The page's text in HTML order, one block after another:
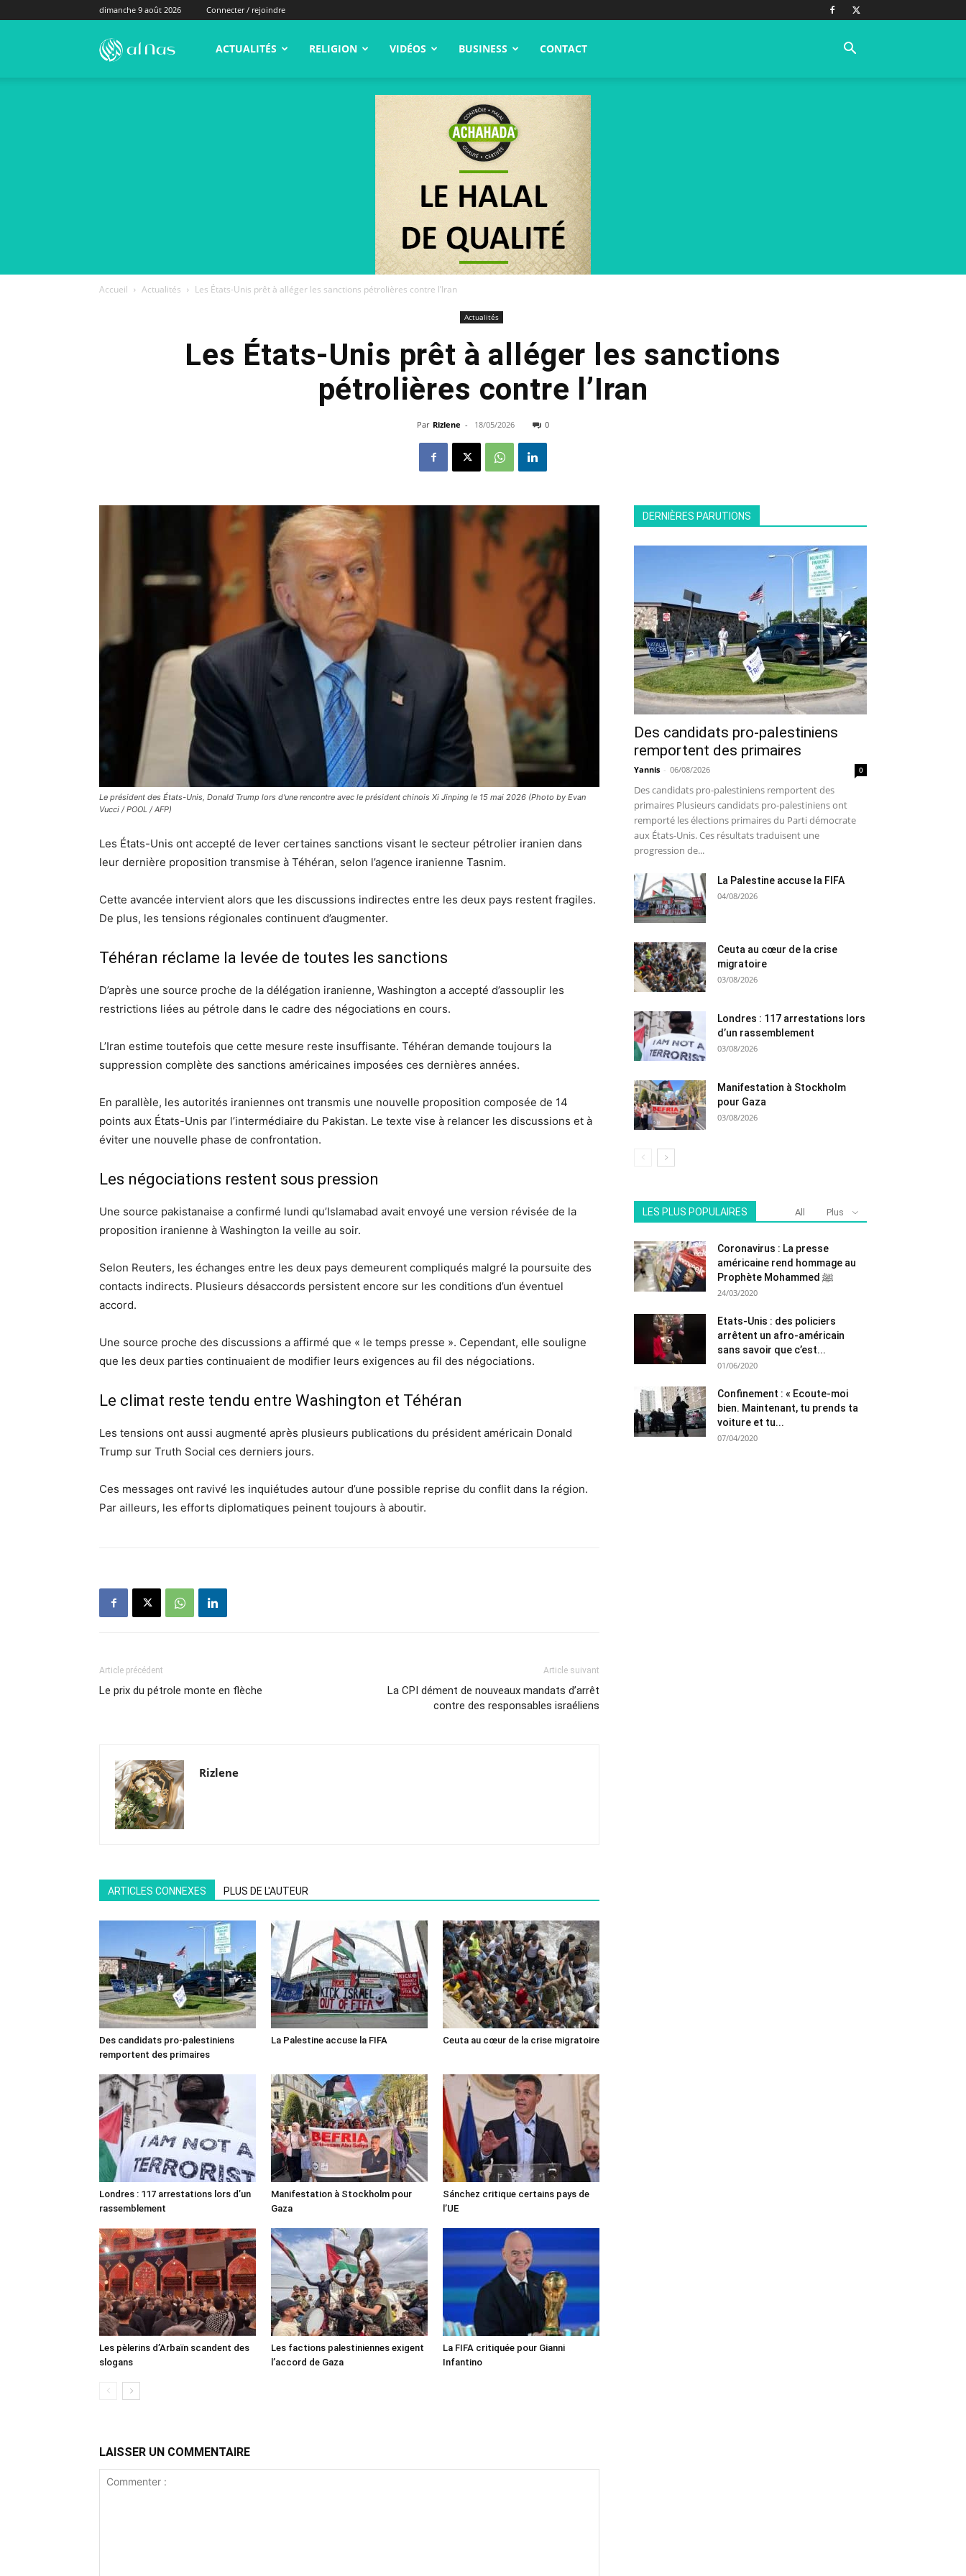
dimanche 9 août 2026 Connecter / rejoindre
alNas.fr ACTUALITÉS RELIGION VIDÉOS BUSINESS CONTACT
Accueil Actualités Les États-Unis prêt à alléger les sanctions pétrolières contre l’Iran
Actualités
Les États-Unis prêt à alléger les sanctions
pétrolières contre l’Iran
Par Rizlene - 18/05/2026 0
Le président des États-Unis, Donald Trump lors d'une rencontre avec le président chinois Xi Jinping le 15 mai 2026 (Photo by Evan
Vucci / POOL / AFP)
Les États-Unis ont accepté de lever certaines sanctions visant le secteur pétrolier iranien dans
leur dernière proposition transmise à Téhéran, selon l’agence iranienne Tasnim.
Cette avancée intervient alors que les discussions indirectes entre les deux pays restent fragiles.
De plus, les tensions régionales continuent d’augmenter.
Téhéran réclame la levée de toutes les sanctions
D’après une source proche de la délégation iranienne, Washington a accepté d’assouplir les
restrictions liées au pétrole dans le cadre des négociations en cours.
L’Iran estime toutefois que cette mesure reste insuffisante. Téhéran demande toujours la
suppression complète des sanctions américaines imposées ces dernières années.
En parallèle, les autorités iraniennes ont transmis une nouvelle proposition composée de 14
points aux États-Unis par l’intermédiaire du Pakistan. Le texte vise à relancer les discussions et à
éviter une nouvelle phase de confrontation.
Les négociations restent sous pression
Une source pakistanaise a confirmé lundi qu’Islamabad avait envoyé une version révisée de la
proposition iranienne à Washington la veille au soir.
Selon Reuters, les échanges entre les deux pays demeurent compliqués malgré la poursuite des
contacts indirects. Plusieurs désaccords persistent encore sur les conditions d’un éventuel
accord.
Une source proche des discussions a affirmé que « le temps presse ». Cependant, elle souligne
que les deux parties continuaient de modifier leurs exigences au fil des négociations.
Le climat reste tendu entre Washington et Téhéran
Les tensions ont aussi augmenté après plusieurs publications du président américain Donald
Trump sur Truth Social ces derniers jours.
Ces messages ont ravivé les inquiétudes autour d’une possible reprise du conflit dans la région.
Par ailleurs, les efforts diplomatiques peinent toujours à aboutir.
Article précédent
Le prix du pétrole monte en flèche
Article suivant
La CPI dément de nouveaux mandats d’arrêt
contre des responsables israéliens
Rizlene
ARTICLES CONNEXES PLUS DE L'AUTEUR
Des candidats pro-palestiniens
remportent des primaires
La Palestine accuse la FIFA Ceuta au cœur de la crise migratoire
Londres : 117 arrestations lors d’un
rassemblement
Manifestation à Stockholm pour
Gaza
Sánchez critique certains pays de
l’UE
Les pèlerins d’Arbaïn scandent des
slogans
Les factions palestiniennes exigent
l’accord de Gaza
La FIFA critiquée pour Gianni
Infantino
LAISSER UN COMMENTAIRE
DERNIÈRES PARUTIONS
Des candidats pro-palestiniens
remportent des primaires
Yannis - 06/08/2026 0
Des candidats pro-palestiniens remportent des
primaires Plusieurs candidats pro-palestiniens ont
remporté les élections primaires du Parti démocrate
aux États-Unis. Ces résultats traduisent une
progression de...
La Palestine accuse la FIFA
04/08/2026
Ceuta au cœur de la crise
migratoire
03/08/2026
Londres : 117 arrestations lors
d’un rassemblement
03/08/2026
Manifestation à Stockholm
pour Gaza
03/08/2026
LES PLUS POPULAIRES All Plus
Coronavirus : La presse
américaine rend hommage au
Prophète Mohammed ﷺ
24/03/2020
Etats-Unis : des policiers
arrêtent un afro-américain
sans savoir que c’est...
01/06/2020
Confinement : « Ecoute-moi
bien. Maintenant, tu prends ta
voiture et tu...
07/04/2020